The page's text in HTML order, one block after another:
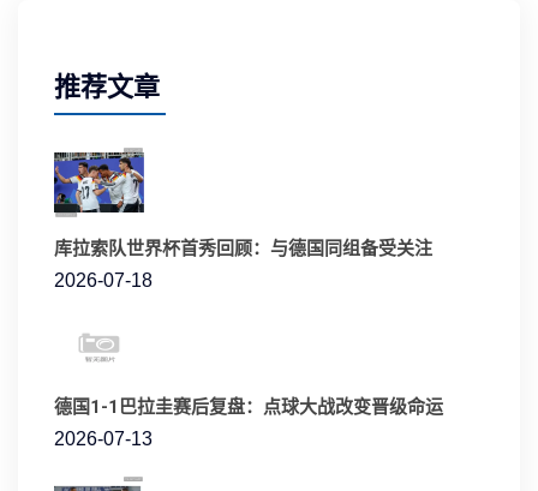
推荐文章
库拉索队世界杯首秀回顾：与德国同组备受关注
2026-07-18
德国1-1巴拉圭赛后复盘：点球大战改变晋级命运
2026-07-13